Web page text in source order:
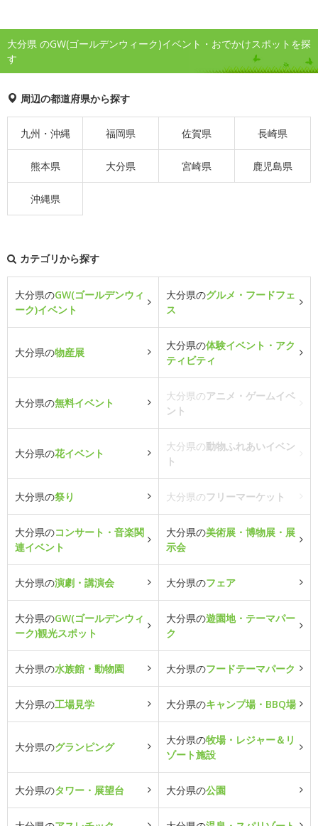
大分県 のGW(ゴールデンウィーク)イベント・おでかけスポットを探
す
周辺の都道府県から探す
九州・沖縄 福岡県 佐賀県 長崎県
熊本県 大分県 宮崎県 鹿児島県
沖縄県
カテゴリから探す
大分県のGW(ゴールデンウィ
ーク)イベント
大分県のグルメ・フードフェ
ス
大分県の物産展
大分県の体験イベント・アク
ティビティ
大分県の無料イベント
大分県のアニメ・ゲームイベ
ント
大分県の花イベント
大分県の動物ふれあいイベン
ト
大分県の祭り 大分県のフリーマーケット
大分県のコンサート・音楽関
連イベント
大分県の美術展・博物展・展
示会
大分県の演劇・講演会 大分県のフェア
大分県のGW(ゴールデンウィ
ーク)観光スポット
大分県の遊園地・テーマパー
ク
大分県の水族館・動物園 大分県のフードテーマパーク
大分県の工場見学 大分県のキャンプ場・BBQ場
大分県のグランピング
大分県の牧場・レジャー＆リ
ゾート施設
大分県のタワー・展望台 大分県の公園